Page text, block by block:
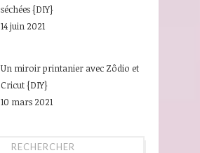
séchées {DIY}
14 juin 2021
Un miroir printanier avec Zôdio et
Cricut {DIY}
10 mars 2021
RECHERCHER